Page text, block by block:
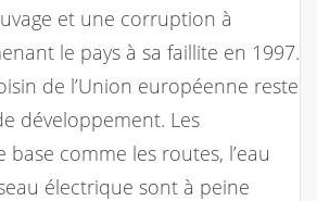
et une corruption à
le pays à sa faillite en 1997.
de l’Union européenne reste
développement. Les
comme les routes, l’eau
électrique sont à peine